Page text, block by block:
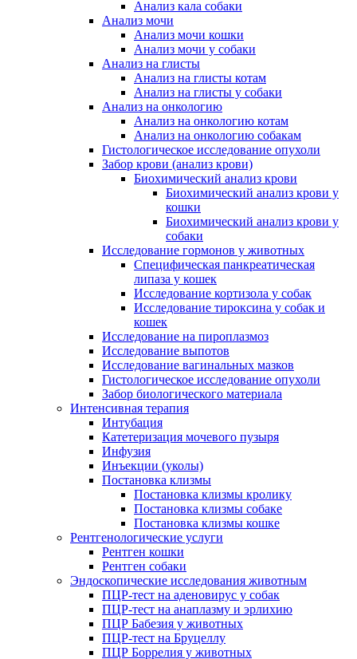
Анализ кала собаки
Анализ мочи
Анализ мочи кошки
Анализ мочи у собаки
Анализ на глисты
Анализ на глисты котам
Анализ на глисты у собаки
Анализ на онкологию
Анализ на онкологию котам
Анализ на онкологию собакам
Гистологическое исследование опухоли
Забор крови (анализ крови)
Биохимический анализ крови
Биохимический анализ крови у
кошки
Биохимический анализ крови у
собаки
Исследование гормонов у животных
Специфическая панкреатическая
липаза у кошек
Исследование кортизола у собак
Исследование тироксина у собак и
кошек
Исследование на пироплазмоз
Исследование выпотов
Исследование вагинальных мазков
Гистологическое исследование опухоли
Забор биологического материала
Интенсивная терапия
Интубация
Катетеризация мочевого пузыря
Инфузия
Инъекции (уколы)
Постановка клизмы
Постановка клизмы кролику
Постановка клизмы собаке
Постановка клизмы кошке
Рентгенологические услуги
Рентген кошки
Рентген собаки
Эндоскопические исследования животным
ПЦР-тест на аденовирус у собак
ПЦР-тест на анаплазму и эрлихию
ПЦР Бабезия у животных
ПЦР-тест на Бруцеллу
ПЦР Боррелия у животных